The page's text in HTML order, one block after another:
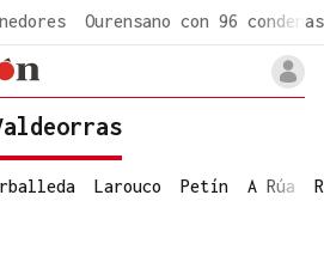
Ourensano con 96 condenas
Larouco Petín A Rúa